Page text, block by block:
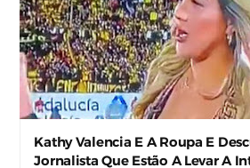
Kathy Valencia E A Roupa E
Jornalista Que Estão A Levar A